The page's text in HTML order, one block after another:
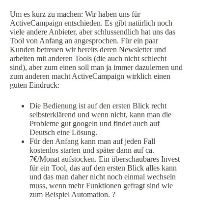
Um es kurz zu machen: Wir haben uns für
ActiveCampaign entschieden. Es gibt natürlich noch
viele andere Anbieter, aber schlussendlich hat uns das
Tool von Anfang an angesprochen. Für ein paar
Kunden betreuen wir bereits deren Newsletter und
arbeiten mit anderen Tools (die auch nicht schlecht
sind), aber zum einen soll man ja immer dazulernen und
zum anderen macht ActiveCampaign wirklich einen
guten Eindruck:
Die Bedienung ist auf den ersten Blick recht
selbsterklärend und wenn nicht, kann man die
Probleme gut googeln und findet auch auf
Deutsch eine Lösung.
Für den Anfang kann man auf jeden Fall
kostenlos starten und später dann auf ca.
7€/Monat aufstocken. Ein überschaubares Invest
für ein Tool, das auf den ersten Blick alles kann
und das man daher nicht noch einmal wechseln
muss, wenn mehr Funktionen gefragt sind wie
zum Beispiel Automation. ?